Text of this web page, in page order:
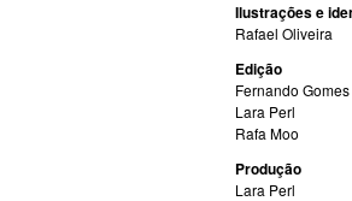
Ilustrações e
Rafael Oliveira
Edição
Fernando Gomes
Lara Perl
Rafa Moo
Produção
Lara Perl